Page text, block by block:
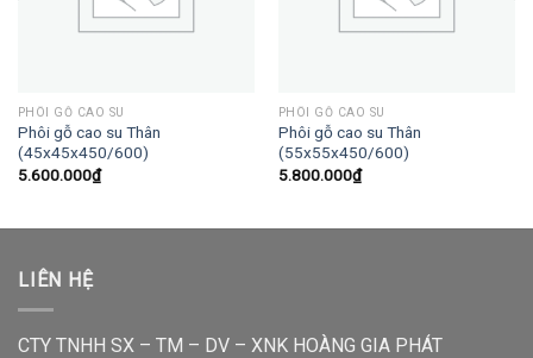
PHÔI GỖ CAO SU
Phôi gỗ cao su Thân
(45x45x450/600)
5.600.000₫
PHÔI GỖ CAO SU
Phôi gỗ cao su Thân
(55x55x450/600)
5.800.000₫
LIÊN HỆ
CTY TNHH SX – TM – DV – XNK HOÀNG GIA PHÁT